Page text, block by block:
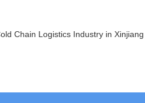
Chain Logistics Industry in Xinjiang